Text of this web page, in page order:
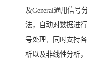
及General通用信号
法，自动对数据进
号处理，同时支持
析以及非线性分析